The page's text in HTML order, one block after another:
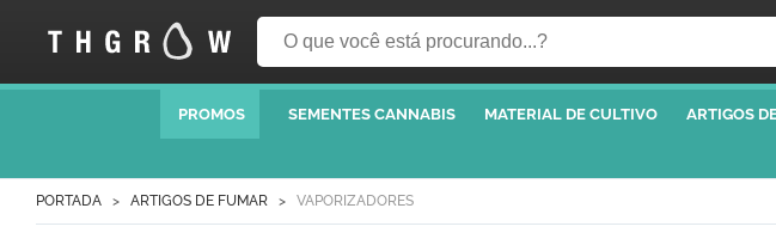
PROMOS SEMENTES CANNABIS MATERIAL DE CULTIVO ARTIGOS
PORTADA ARTIGOS DE FUMAR VAPORIZADORES